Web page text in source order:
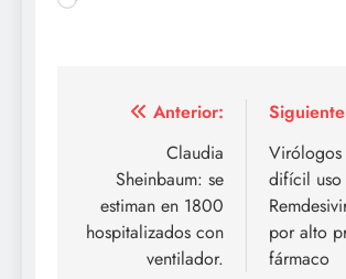
Navegación
entradas
Anterior:
Claudia
Sheinbaum: se
estiman en 1800
hospitalizados con
ventilador.
Virólogos
difícil uso
por alto
fármaco